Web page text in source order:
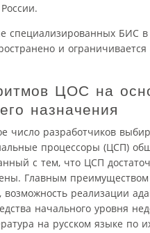
специализированных БИС в
и
ЦОС на
назначения
число разработчиков
процессоры (ЦСП)
с тем, что ЦСП
Главным преимуществом
возможность реализации
начального уровня
на русском языке по